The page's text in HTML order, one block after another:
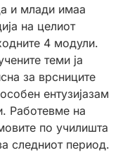
и млади имаа
на целиот
4 модули.
теми ја
за врсниците
ентузијазам
Работевме на
по училишта
следниот период.